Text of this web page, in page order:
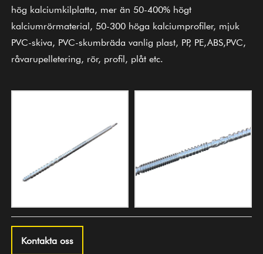
hög kalciumkilplatta, mer än 50-400% högt
kalciumrörmaterial, 50-300 höga kalciumprofiler, mjuk
PVC-skiva, PVC-skumbräda vanlig plast, PP, PE,ABS,PVC,
råvarupelletering, rör, profil, plåt etc.
Kontakta oss